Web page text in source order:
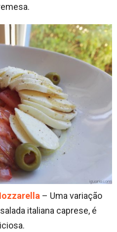
– Uma variação
italiana caprese, é